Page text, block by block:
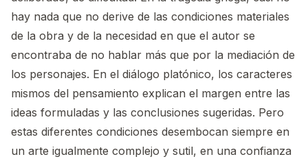
hay nada que no derive de las condiciones materiales
de la obra y de la necesidad en que el autor se
encontraba de no hablar más que por la mediación de
los personajes. En el diálogo platónico, los caracteres
mismos del pensamiento explican el margen entre las
ideas formuladas y las conclusiones sugeridas. Pero
estas diferentes condiciones desembocan siempre en
un arte igualmente complejo y sutil, en una confianza